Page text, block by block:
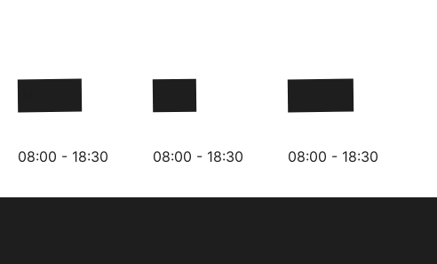
08:00 - 18:30 08:00 - 18:30 08:00 - 18:30